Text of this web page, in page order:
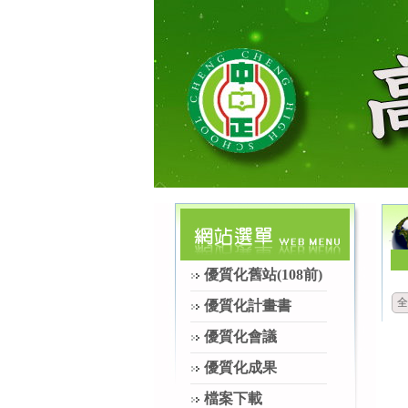
優質化舊站(108前)
優質化計畫書
優質化會議
優質化成果
檔案下載